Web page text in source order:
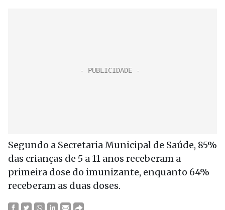
Segundo a Secretaria Municipal de Saúde, 85%
das crianças de 5 a 11 anos receberam a
primeira dose do imunizante, enquanto 64%
receberam as duas doses.